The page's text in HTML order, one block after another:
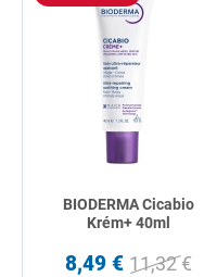
BIODERMA Cicabio
Krém+ 40ml
8,49 € 11,32 €